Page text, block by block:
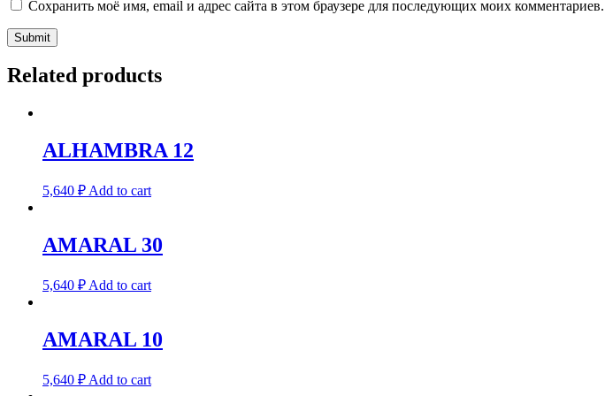
Сохранить моё имя, email и адрес сайта в этом браузере для последующих моих комментариев.
Related products
ALHAMBRA 12
5,640 ₽ Add to cart
AMARAL 30
5,640 ₽ Add to cart
AMARAL 10
5,640 ₽ Add to cart